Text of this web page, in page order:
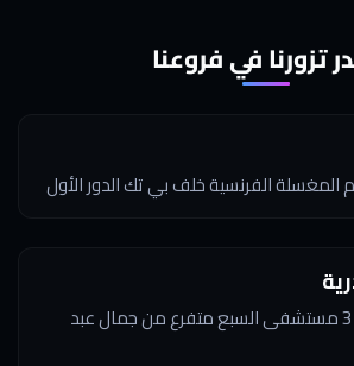
تزورنا في فروعنا
الفرنسية خلف بي تك الدور الأول
العصافرة بحري 3 مستشفى السبع متفرع من جمال عبد